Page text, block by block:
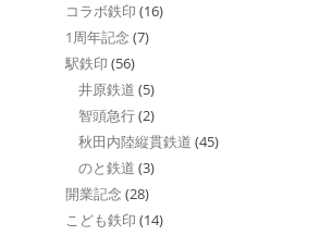
コラボ鉄印 (16)
1周年記念 (7)
駅鉄印 (56)
井原鉄道 (5)
智頭急行(2)
秋田内陸縦貫鉄道 (45)
のと鉄道 (3)
開業記念 (28)
こども鉄印 (14)